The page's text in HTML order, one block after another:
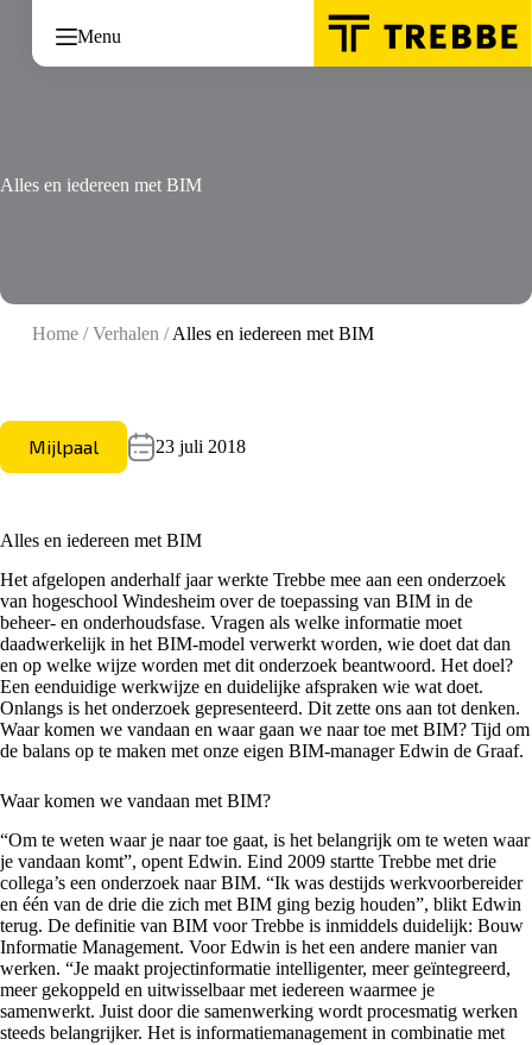
inhoud
Menu
Alles en iedereen met BIM
Home/Verhalen /Alles en iedereen met BIM
Mijlpaal 23 juli 2018
Alles en iedereen met BIM
Het afgelopen anderhalf jaar werkte Trebbe mee aan een onderzoek
van hogeschool Windesheim over de toepassing van BIM in de
beheer- en onderhoudsfase. Vragen als welke informatie moet
daadwerkelijk in het BIM-model verwerkt worden, wie doet dat dan
en op welke wijze worden met dit onderzoek beantwoord. Het doel?
Een eenduidige werkwijze en duidelijke afspraken wie wat doet.
Onlangs is het onderzoek gepresenteerd. Dit zette ons aan tot denken.
Waar komen we vandaan en waar gaan we naar toe met BIM? Tijd om
de balans op te maken met onze eigen BIM-manager Edwin de Graaf.
Waar komen we vandaan met BIM?
“Om te weten waar je naar toe gaat, is het belangrijk om te weten waar
je vandaan komt”, opent Edwin. Eind 2009 startte Trebbe met drie
collega’s een onderzoek naar BIM. “Ik was destijds werkvoorbereider
en één van de drie die zich met BIM ging bezig houden”, blikt Edwin
terug. De definitie van BIM voor Trebbe is inmiddels duidelijk: Bouw
Informatie Management. Voor Edwin is het een andere manier van
werken. “Je maakt projectinformatie intelligenter, meer geïntegreerd,
meer gekoppeld en uitwisselbaar met iedereen waarmee je
samenwerkt. Juist door die samenwerking wordt procesmatig werken
steeds belangrijker. Het is informatiemanagement in combinatie met